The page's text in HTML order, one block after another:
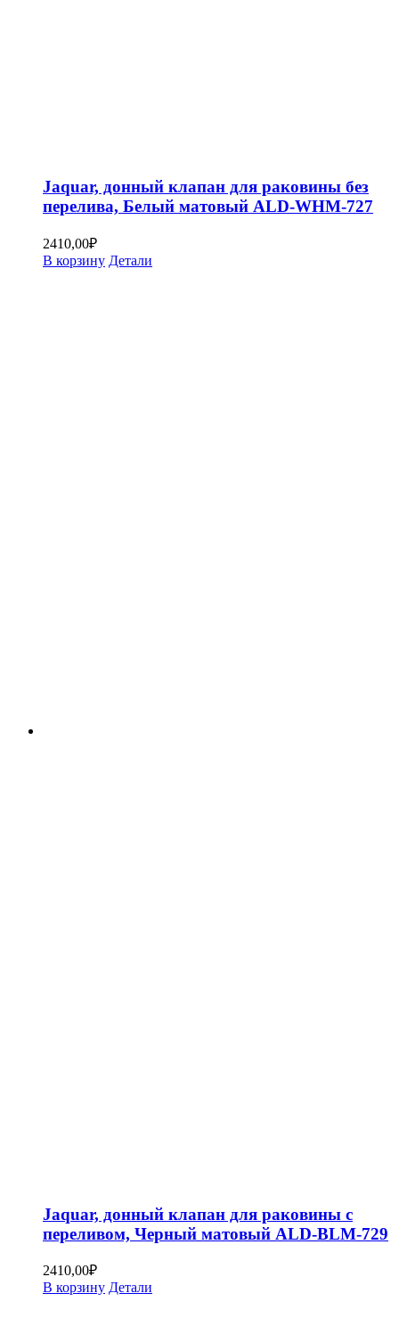
Jaquar, донный клапан для раковины без
перелива, Белый матовый ALD-WHM-727
2410,00₽
В корзину Детали
Jaquar, донный клапан для раковины с
переливом, Черный матовый ALD-BLM-729
2410,00₽
В корзину Детали